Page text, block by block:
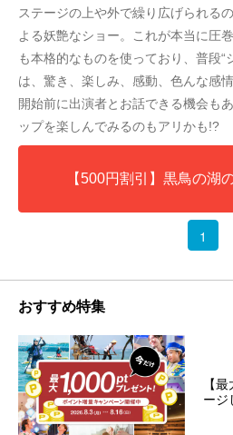
ステージの上や外で繰り広げられる
よる妖艶なショー。これが本当に圧
も本格的なものを使っており、普段“
は、驚き、楽しみ、感動、色んな感
開始前に出演者とお話できる機会も
ップを楽しんでみるのもアリかも!?
【500円割引】黒鳥の湖
1
おすすめ特集
【
ージ